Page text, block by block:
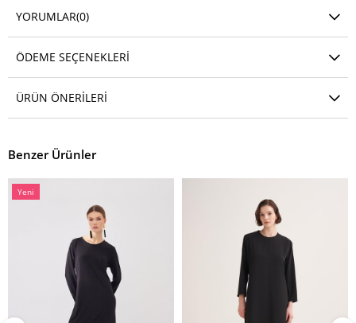
YORUMLAR(0)
ÖDEME SEÇENEKLERI
ÜRÜN ÖNERILERI
Benzer Ürünler
Yeni